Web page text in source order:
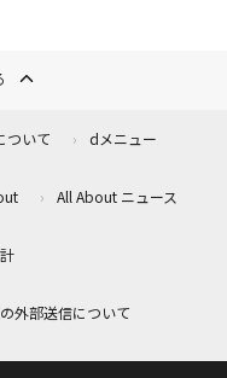
ついて dメニュー
All About ニュース
外部送信について